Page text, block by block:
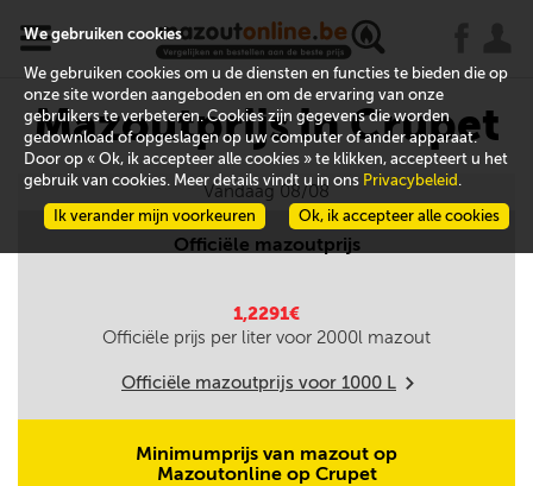
x
Mazoutprijs in Crupet
Vandaag 08/08
Officiële mazoutprijs
1,2291€
Officiële prijs per liter voor 2000l mazout
Officiële mazoutprijs voor 1000 L m
Minimumprijs van mazout op
Mazoutonline op Crupet
We gebruiken cookies
We gebruiken cookies om u de diensten en functies te bieden die op
onze site worden aangeboden en om de ervaring van onze
gebruikers te verbeteren. Cookies zijn gegevens die worden
gedownload of opgeslagen op uw computer of ander apparaat.
Door op « Ok, ik accepteer alle cookies » te klikken, accepteert u het
gebruik van cookies. Meer details vindt u in ons Privacybeleid .
Ok, ik accepteer alle cookies
Ik verander mijn voorkeuren